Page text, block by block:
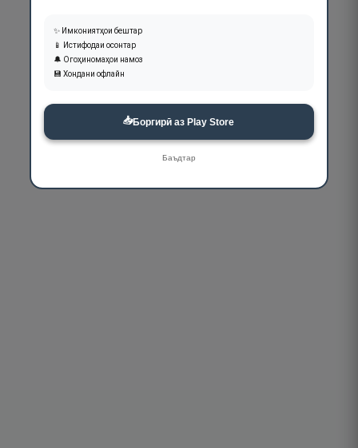
✨ Имкониятҳои бештар
📱 Истифодаи осонтар
🔔 Огоҳиномаҳои намоз
💾 Хондани офлайн
📥Боргирӣ аз Play Store
Баъдтар